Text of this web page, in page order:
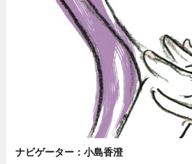
ナビゲーター：小島香澄